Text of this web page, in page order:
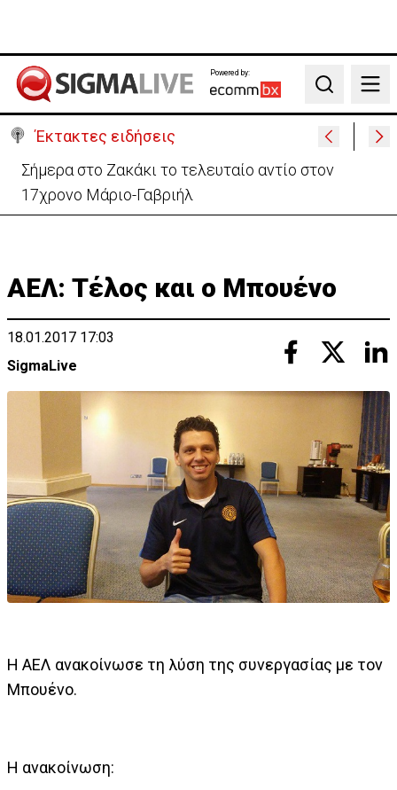
Powered by:
Search
Έκτακτες ειδήσεις
Αίγυπτος και ExxonMobil ενεργοποιούν το σχέδιο
αξιοποίησης Φ.Α από ΑΟΖ Κύπρου
ΑΕΛ: Τέλος και ο Μπουένο
18.01.2017 17:03
SigmaLive
Η ΑΕΛ ανακοίνωσε τη λύση της συνεργασίας με τον
Μπουένο.
Η ανακοίνωση: